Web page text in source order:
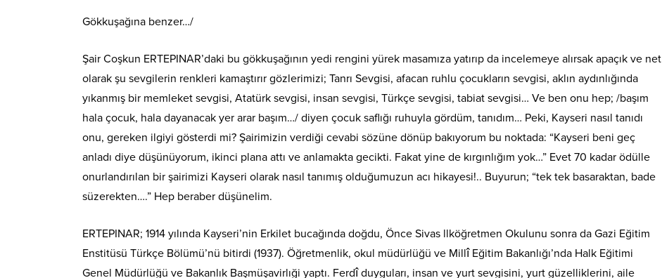
Gökkuşağına benzer…/
Şair Coşkun ERTEPINAR’daki bu gökkuşağının yedi rengini yürek masamıza yatırıp da incelemeye alırsak apaçık ve net
olarak şu sevgilerin renkleri kamaştırır gözlerimizi; Tanrı Sevgisi, afacan ruhlu çocukların sevgisi, aklın aydınlığında
yıkanmış bir memleket sevgisi, Atatürk sevgisi, insan sevgisi, Türkçe sevgisi, tabiat sevgisi… Ve ben onu hep; /başım
hala çocuk, hala dayanacak yer arar başım…/ diyen çocuk saflığı ruhuyla gördüm, tanıdım… Peki, Kayseri nasıl tanıdı
onu, gereken ilgiyi gösterdi mi? Şairimizin verdiği cevabi sözüne dönüp bakıyorum bu noktada: “Kayseri beni geç
anladı diye düşünüyorum, ikinci plana attı ve anlamakta gecikti. Fakat yine de kırgınlığım yok…” Evet 70 kadar ödülle
onurlandırılan bir şairimizi Kayseri olarak nasıl tanımış olduğumuzun acı hikayesi!.. Buyurun; “tek tek basaraktan, bade
süzerekten….” Hep beraber düşünelim.
ERTEPINAR; 1914 yılında Kayseri’nin Erkilet bucağında doğdu, Önce Sivas llköğretmen Okulunu sonra da Gazi Eğitim
Enstitüsü Türkçe Bölümü’nü bitirdi (1937). Öğretmenlik, okul müdürlüğü ve Millî Eğitim Bakanlığı’nda Halk Eğitimi
Genel Müdürlüğü ve Bakanlık Başmüşavirlıği yaptı. Ferdî duyguları, insan ve yurt sevgisini, yurt güzelliklerini, aile